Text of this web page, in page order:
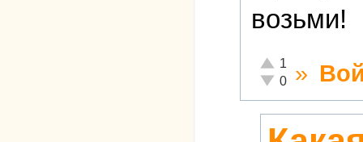
возьми!
Отлично!
1
Неадекватно!
0 »